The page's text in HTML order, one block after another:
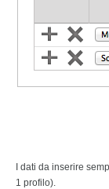
I dati da inserire
1 profilo).